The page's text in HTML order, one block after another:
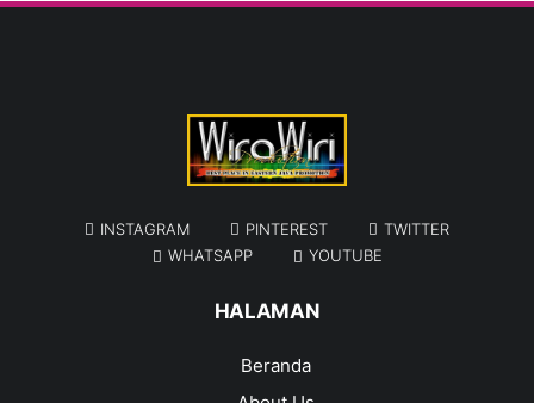
INSTAGRAM PINTEREST
TWITTER
WHATSAPP
YOUTUBE
HALAMAN
Beranda